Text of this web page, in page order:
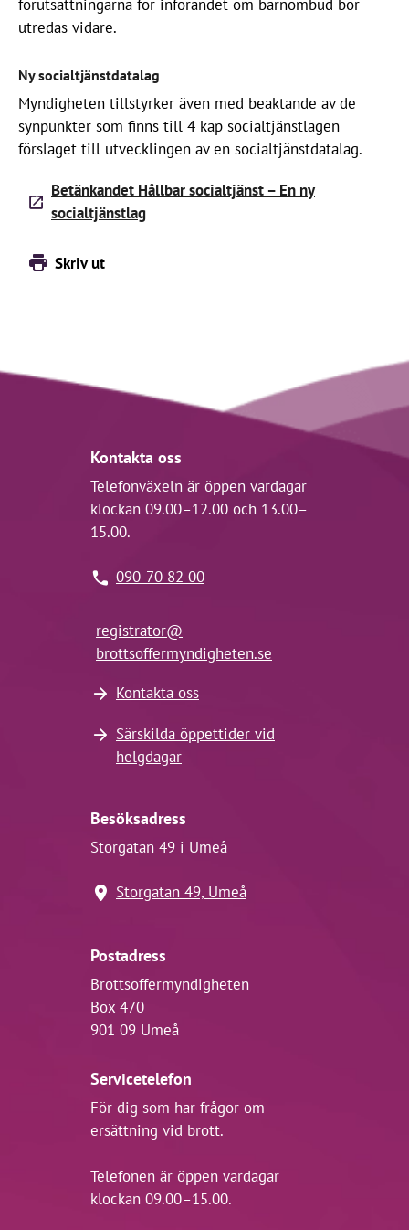
förutsättningarna för införandet om barnombud bör
utredas vidare.
Ny socialtjänstdatalag
Myndigheten tillstyrker även med beaktande av de
synpunkter som finns till 4 kap socialtjänstlagen
förslaget till utvecklingen av en socialtjänstdatalag.
Betänkandet Hållbar socialtjänst – En ny
socialtjänstlag
Skriv ut
Kontakta oss
Telefonväxeln är öppen vardagar
klockan 09.00–12.00 och 13.00–
15.00.
090-70 82 00
registrator@
brottsoffermyndigheten.se
Kontakta oss
Särskilda öppettider vid
helgdagar
Besöksadress
Storgatan 49 i Umeå
Storgatan 49, Umeå
Postadress
Brottsoffermyndigheten
Box 470
901 09 Umeå
Servicetelefon
För dig som har frågor om
ersättning vid brott.
Telefonen är öppen vardagar
klockan 09.00–15.00.